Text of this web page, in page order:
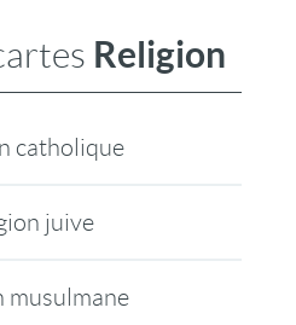
Religion
catholique
juive
musulmane